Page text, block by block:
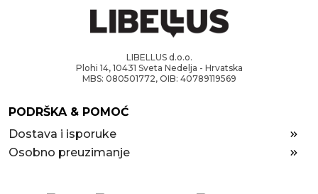
LIBELLUS d.o.o.
Plohi 14, 10431 Sveta Nedelja - Hrvatska
MBS: 080501772, OIB: 40789119569
PODRŠKA & POMOĆ
Dostava i isporuke
Osobno preuzimanje